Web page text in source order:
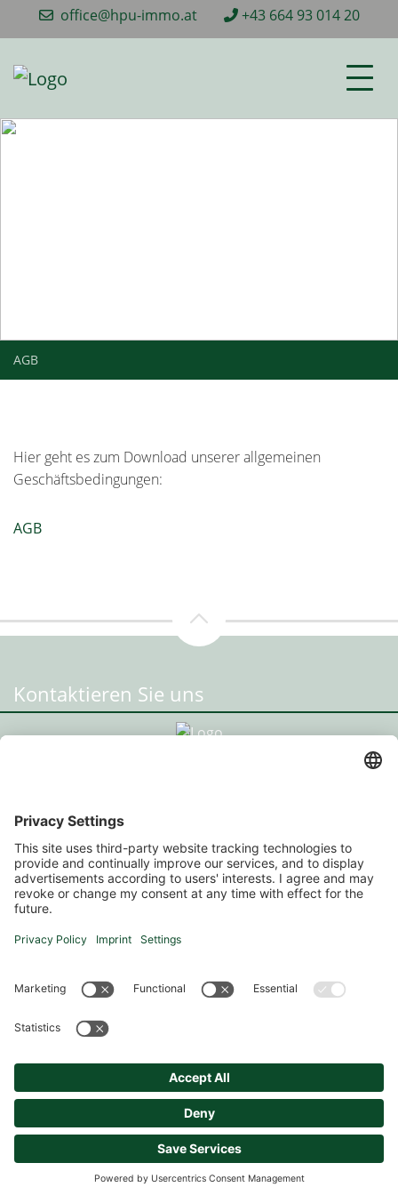
office@hpu-immo.at +43 664 93 014 20
AGB
Hier geht es zum Download unserer allgemeinen
Geschäftsbedingungen:
AGB
Kontaktieren Sie uns
Prehauserplatz 3, 5550 Radstadt
+43 664 93 014 20
office@hpu-immo.at
Standort Salzburg
Biberngasse 7, 5020 Salzburg
paul.ueblagger@hpu-immo.at
HPU Immo GmbH © 2026
Kontakt
AGB Impressum
Datenschutz
Datenschutzeinstellungen